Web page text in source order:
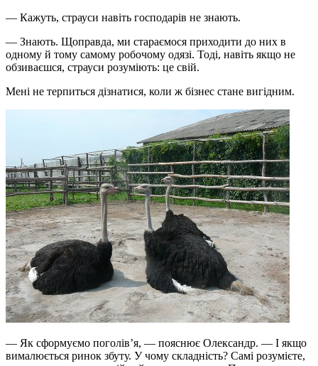
— Кажуть, страуси навіть господарів не знають.
— Знають. Щоправда, ми стараємося приходити до них в
одному й тому самому робочому одязі. Тоді, навіть якщо не
обзиваєшся, страуси розуміють: це свій.
Мені не терпиться дізнатися, коли ж бізнес стане вигідним.
— Як сформуємо поголів’я, — пояснює Олександр. — І якщо
вималюється ринок збуту. У чому складність? Самі розумієте,